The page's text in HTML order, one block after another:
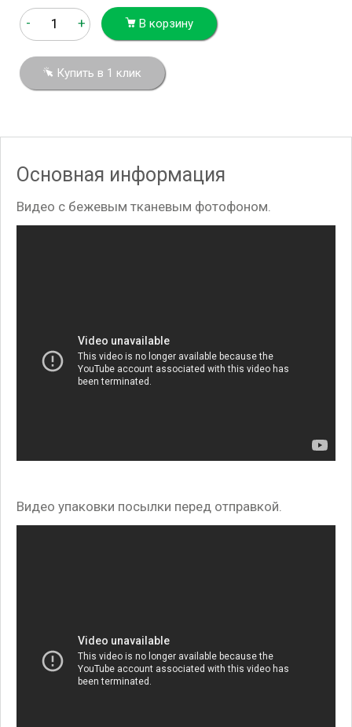
- + В корзину
Купить в 1 клик
Основная информация
Видео с бежевым тканевым фотофоном.
Видео упаковки посылки перед отправкой.